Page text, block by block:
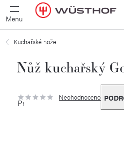
Přejít
na
obsah
Kuchařské nože
Nůž kuchařský
Průměrné
hodnocení
Neohodnoceno